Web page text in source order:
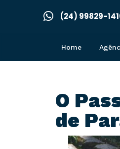
(24) 99829-
Home
O
de